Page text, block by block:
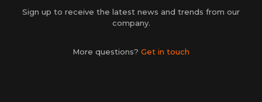
Sign up to receive the latest news and trends from our
company.
More questions? Get in touch